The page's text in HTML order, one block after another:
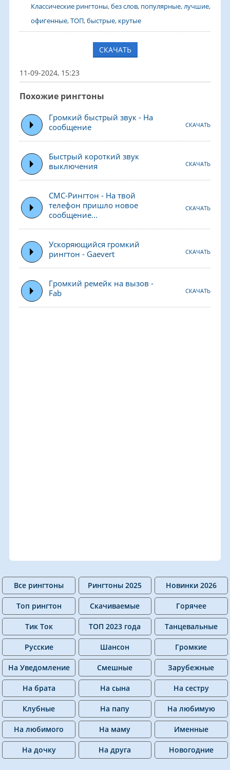
Классические рингтоны,без слов, популярные,лучшие,
офигенные,ТОП,быстрые, крутые
СКАЧАТЬ
11-09-2024, 15:23
Похожие рингтоны
Громкий быстрый звук - На
сообщение
СКАЧАТЬ
Быстрый короткий звук
выключения
СКАЧАТЬ
СМС-Рингтон - На твой
телефон пришло новое
сообщение...
СКАЧАТЬ
Ускоряющийся громкий
рингтон - Gaevert
СКАЧАТЬ
Громкий ремейк на вызов -
Fab
СКАЧАТЬ
Все рингтоны Рингтоны 2025 Новинки 2026
Топ рингтон Скачиваемые Горячее
Тик Ток ТОП 2023 года Танцевальные
Русские Шансон Громкие
На Уведомление Смешные Зарубежные
На брата На сына На сестру
Клубные На папу На любимую
На любимого На маму Именные
На дочку На друга Новогодние